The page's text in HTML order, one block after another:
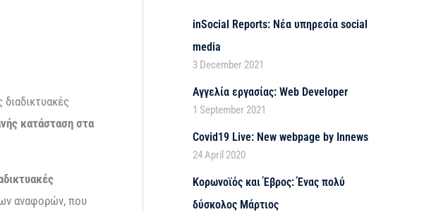
κατάσταση στα
αναφορών, που
inSocial Reports: Νέα υπηρεσία social
media
3 December 2021
Αγγελία εργασίας: Web Developer
1 September 2021
Covid19 Live: New webpage by Innews
24 April 2020
Κορωνοϊός και Έβρος: Ένας πολύ
δύσκολος Μάρτιος